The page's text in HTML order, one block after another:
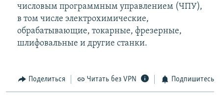
числовым программным управлением (ЧПУ),
в том числе электрохимические,
обрабатывающие, токарные, фрезерные,
шлифовальные и другие станки.
Поделиться Читать без VPN Подпишитесь